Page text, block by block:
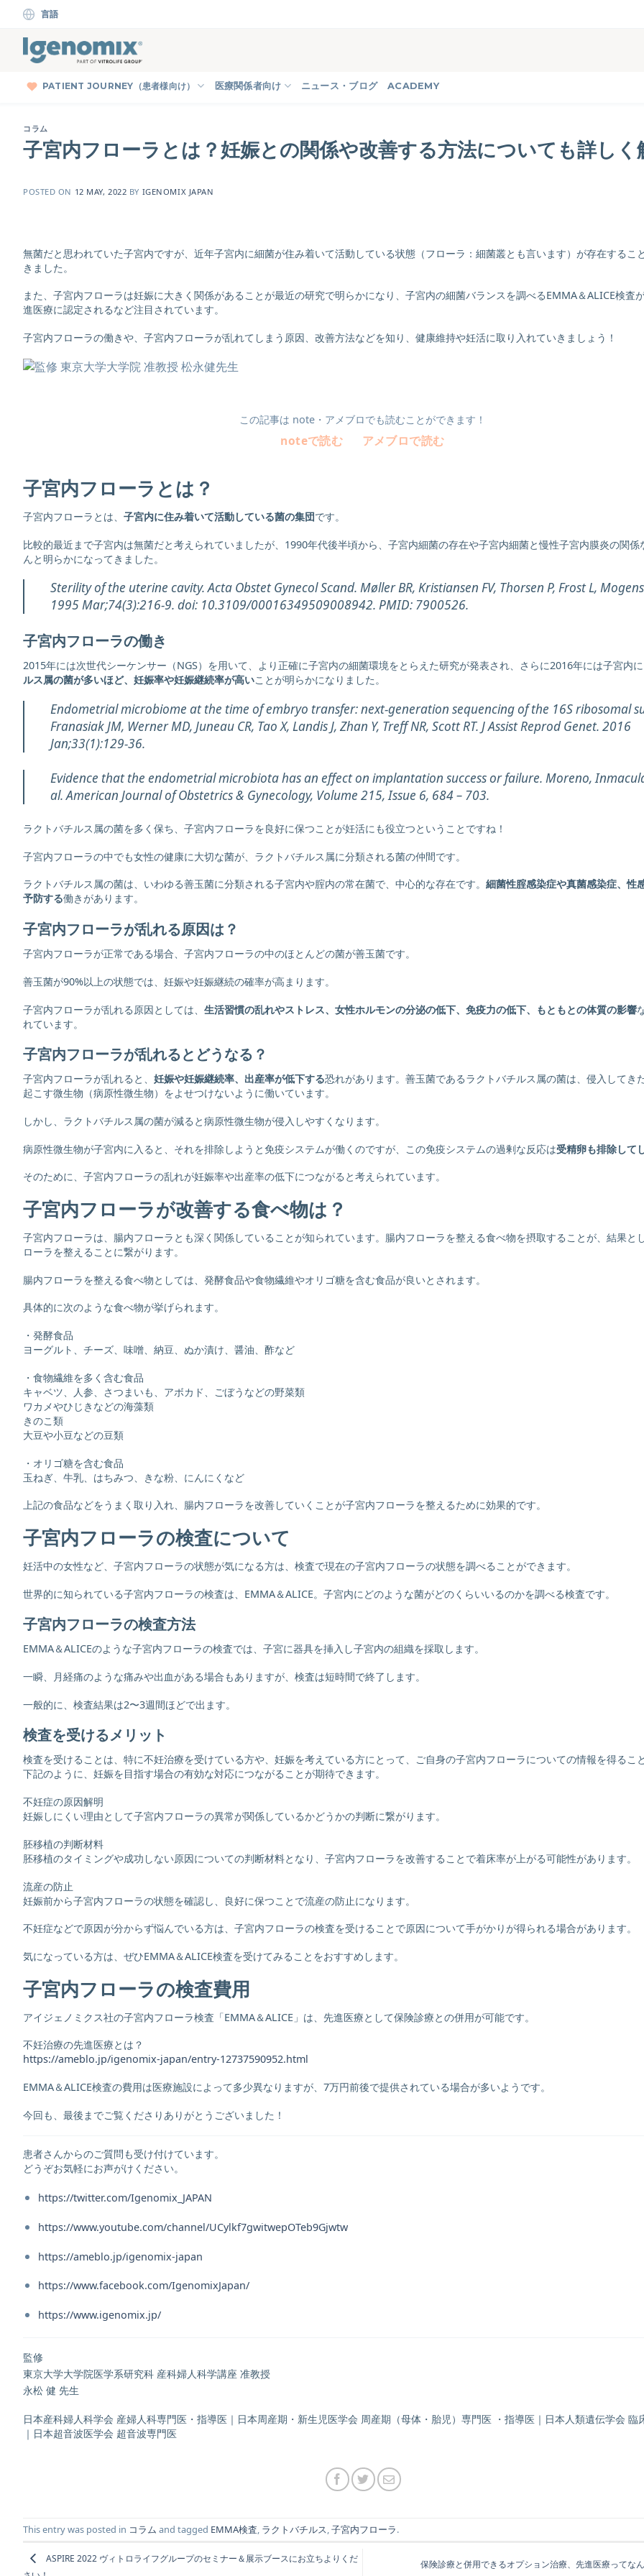
content
言語
PATIENT JOURNEY（患者様向け） 医療関係者向け ニュース・ブログ ACADEMY
コラム
子宮内フローラとは？妊娠との関係や改善する方法についても詳しく
POSTED ON 12 MAY, 2022 BY IGENOMIX JAPAN
無菌だと思われていた子宮内ですが、近年子宮内に細菌が住み着いて活動している状態（フローラ：細菌叢とも言います）が存在するこ
きました。
また、子宮内フローラは妊娠に大きく関係があることが最近の研究で明らかになり、子宮内の細菌バランスを調べるEMMA＆ALICE検査
進医療に認定されるなど注目されています。
子宮内フローラの働きや、子宮内フローラが乱れてしまう原因、改善方法などを知り、健康維持や妊活に取り入れていきましょう！
この記事は note・アメブロでも読むことができます！
noteで読む アメブロで読む
子宮内フローラとは？
子宮内フローラとは、 子宮内に住み着いて活動している菌の集団です。
比較的最近まで子宮内は無菌だと考えられていましたが、1990年代後半頃から、子宮内細菌の存在や子宮内細菌と慢性子宮内膜炎の関係
んと明らかになってきました。
Sterility of the uterine cavity. Acta Obstet Gynecol Scand. Møller BR, Kristiansen FV, Thorsen P, Frost L,
1995 Mar;74(3):216-9. doi: 10.3109/00016349509008942. PMID: 7900526.
子宮内フローラの働き
2015年には次世代シーケンサー（NGS）を用いて、より正確に子宮内の細菌環境をとらえた研究が発表され、さらに2016年には子宮内に
ルス属の菌が多いほど、妊娠率や妊娠継続率が高いことが明らかになりました。
Endometrial microbiome at the time of embryo transfer: next-generation sequencing of the 16S ribosomal
Franasiak JM, Werner MD, Juneau CR, Tao X, Landis J, Zhan Y, Treff NR, Scott RT. J Assist Reprod Genet. 2016
Jan;33(1):129-36.
Evidence that the endometrial microbiota has an effect on implantation success or failure. Moreno,
al. American Journal of Obstetrics & Gynecology, Volume 215, Issue 6, 684 – 703.
ラクトバチルス属の菌を多く保ち、子宮内フローラを良好に保つことが妊活にも役立つということですね！
子宮内フローラの中でも女性の健康に大切な菌が、ラクトバチルス属に分類される菌の仲間です。
ラクトバチルス属の菌は、いわゆる善玉菌に分類される子宮内や腟内の常在菌で、中心的な存在です。 細菌性腟感染症や真菌感染症、性
予防する働きがあります。
子宮内フローラが乱れる原因は？
子宮内フローラが正常である場合、子宮内フローラの中のほとんどの菌が善玉菌です。
善玉菌が90%以上の状態では、妊娠や妊娠継続の確率が高まります。
子宮内フローラが乱れる原因としては、 生活習慣の乱れやストレス、女性ホルモンの分泌の低下、免疫力の低下、もともとの体質の影響
れています。
子宮内フローラが乱れるとどうなる？
子宮内フローラが乱れると、 妊娠や妊娠継続率、出産率が低下する恐れがあります。善玉菌であるラクトバチルス属の菌は、侵入してき
起こす微生物（病原性微生物）をよせつけないように働いています。
しかし、ラクトバチルス属の菌が減ると病原性微生物が侵入しやすくなります。
病原性微生物が子宮内に入ると、それを排除しようと免疫システムが働くのですが、この免疫システムの過剰な反応は受精卵も排除して
そのために、子宮内フローラの乱れが妊娠率や出産率の低下につながると考えられています。
子宮内フローラが改善する食べ物は？
子宮内フローラは、腸内フローラとも深く関係していることが知られています。腸内フローラを整える食べ物を摂取することが、結果と
ローラを整えることに繋がります。
腸内フローラを整える食べ物としては、発酵食品や食物繊維やオリゴ糖を含む食品が良いとされます。
具体的に次のような食べ物が挙げられます。
・発酵食品
ヨーグルト、チーズ、味噌、納豆、ぬか漬け、醤油、酢など
・食物繊維を多く含む食品
キャベツ、人参、さつまいも、アボカド、ごぼうなどの野菜類
ワカメやひじきなどの海藻類
きのこ類
大豆や小豆などの豆類
・オリゴ糖を含む食品
玉ねぎ、牛乳、はちみつ、きな粉、にんにくなど
上記の食品などをうまく取り入れ、腸内フローラを改善していくことが子宮内フローラを整えるために効果的です。
子宮内フローラの検査について
妊活中の女性など、子宮内フローラの状態が気になる方は、検査で現在の子宮内フローラの状態を調べることができます。
世界的に知られている子宮内フローラの検査は、EMMA＆ALICE。子宮内にどのような菌がどのくらいいるのかを調べる検査です。
子宮内フローラの検査方法
EMMA＆ALICEのような子宮内フローラの検査では、子宮に器具を挿入し子宮内の組織を採取します。
一瞬、月経痛のような痛みや出血がある場合もありますが、検査は短時間で終了します。
一般的に、検査結果は2〜3週間ほどで出ます。
検査を受けるメリット
検査を受けることは、特に不妊治療を受けている方や、妊娠を考えている方にとって、ご自身の子宮内フローラについての情報を得ること
下記のように、妊娠を目指す場合の有効な対応につながることが期待できます。
不妊症の原因解明
妊娠しにくい理由として子宮内フローラの異常が関係しているかどうかの判断に繋がります。
胚移植の判断材料
胚移植のタイミングや成功しない原因についての判断材料となり、子宮内フローラを改善することで着床率が上がる可能性があります。
流産の防止
妊娠前から子宮内フローラの状態を確認し、良好に保つことで流産の防止になります。
不妊症などで原因が分からず悩んでいる方は、子宮内フローラの検査を受けることで原因について手がかりが得られる場合があります。
気になっている方は、ぜひEMMA＆ALICE検査を受けてみることをおすすめします。
子宮内フローラの検査費用
アイジェノミクス社の子宮内フローラ検査「EMMA＆ALICE」は、先進医療として保険診療との併用が可能です。
不妊治療の先進医療とは？
https://ameblo.jp/igenomix-japan/entry-12737590952.html
EMMA＆ALICE検査の費用は医療施設によって多少異なりますが、7万円前後で提供されている場合が多いようです。
今回も、最後までご覧くださりありがとうございました！
患者さんからのご質問も受け付けています。
どうぞお気軽にお声がけください。
https://twitter.com/Igenomix_JAPAN
https://www.youtube.com/channel/UCylkf7gwitwepOTeb9Gjwtw
https://ameblo.jp/igenomix-japan
https://www.facebook.com/IgenomixJapan/
https://www.igenomix.jp/
監修
東京大学大学院医学系研究科 産科婦人科学講座 准教授
永松 健 先生
日本産科婦人科学会 産婦人科専門医・指導医｜日本周産期・新生児医学会 周産期（母体・胎児）専門医 ・指導医｜日本人類遺伝学会 臨
｜日本超音波医学会 超音波専門医
This entry was posted in コラム and tagged EMMA検査, ラクトバチルス,子宮内フローラ.
ASPIRE 2022 ヴィトロライフグループのセミナー＆展示ブースにお立ちよりくだ
保険診療と併用できるオプション治療、先進医療ってな